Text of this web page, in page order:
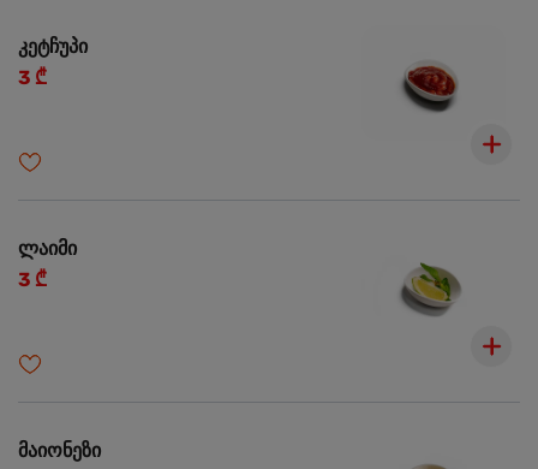
კეტჩუპი
3 ₾
ლაიმი
3 ₾
მაიონეზი